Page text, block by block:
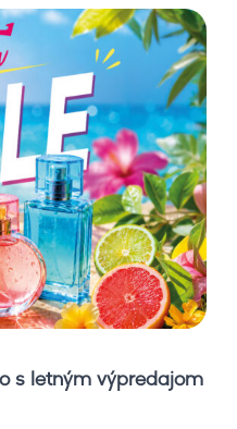
s letným výpredajom